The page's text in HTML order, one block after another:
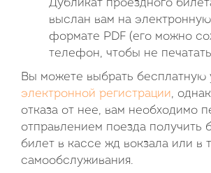
Дубликат проездного
выслан вам на
формате PDF (его можно
телефон, чтобы не
Вы можете выбрать бесплатную
электронной регистрации,
отказа от нее, вам необходимо
отправлением поезда получить
билет в кассе жд вокзала или в
самообслуживания.